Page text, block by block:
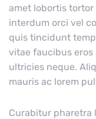
amet lobortis tortor
interdum orci vel
quis tincidunt
vitae faucibus eros
ultricies neque.
mauris ac lorem
Curabitur pharetra